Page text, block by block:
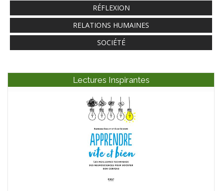
RÉFLEXION
RELATIONS HUMAINES
SOCIÉTÉ
Lectures Inspirantes